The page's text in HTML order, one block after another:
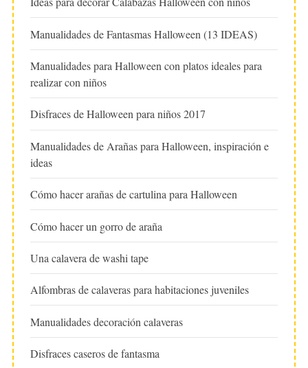
Manualidades de Fantasmas Halloween (13 IDEAS)
Manualidades para Halloween con platos ideales para
realizar con niños
Disfraces de Halloween para niños 2017
Manualidades de Arañas para Halloween, inspiración e
ideas
Cómo hacer arañas de cartulina para Halloween
Cómo hacer un gorro de araña
Una calavera de washi tape
Alfombras de calaveras para habitaciones juveniles
Manualidades decoración calaveras
Disfraces caseros de fantasma